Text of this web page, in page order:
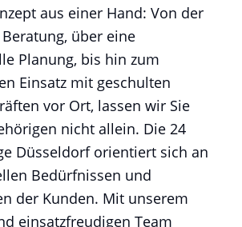
aus einer Hand: Von der
über eine
Planung, bis hin zum
Einsatz mit geschulten
vor Ort, lassen wir Sie
nicht allein. Die 24
Düsseldorf orientiert sich an
Bedürfnissen und
der Kunden. Mit unserem
einsatzfreudigen Team